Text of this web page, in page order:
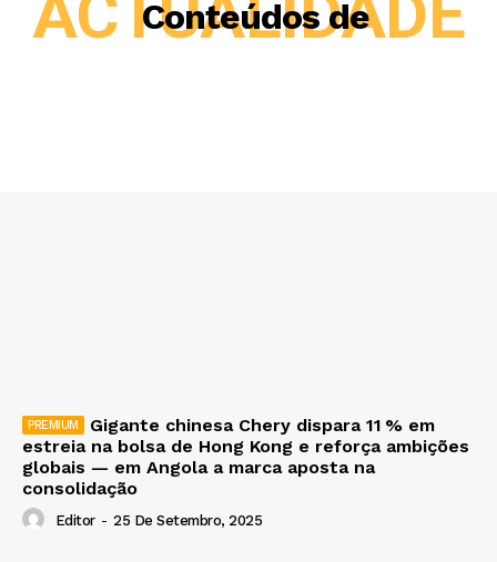
Conteúdos de
Gigante chinesa Chery dispara 11 % em
estreia na bolsa de Hong Kong e reforça ambições
globais — em Angola a marca aposta na
consolidação
Editor - 25 De Setembro, 2025